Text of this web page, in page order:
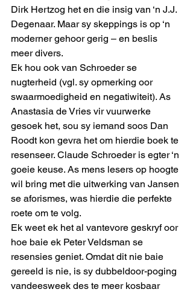
Dirk Hertzog het en die insig van ‘n J.J.
Degenaar. Maar sy skeppings is op ‘n
moderner gehoor gerig – en beslis
meer divers.
Ek hou ook van Schroeder se
nugterheid (vgl. sy opmerking oor
swaarmoedigheid en negatiwiteit). As
Anastasia de Vries vir vuurwerke
gesoek het, sou sy iemand soos Dan
Roodt kon gevra het om hierdie boek te
resenseer. Claude Schroeder is egter ‘n
goeie keuse. As mens lesers op hoogte
wil bring met die uitwerking van Jansen
se aforismes, was hierdie die perfekte
roete om te volg.
Ek weet ek het al vantevore geskryf oor
hoe baie ek Peter Veldsman se
resensies geniet. Omdat dit nie baie
gereeld is nie, is sy dubbeldoor-poging
vandeesweek des te meer kosbaar